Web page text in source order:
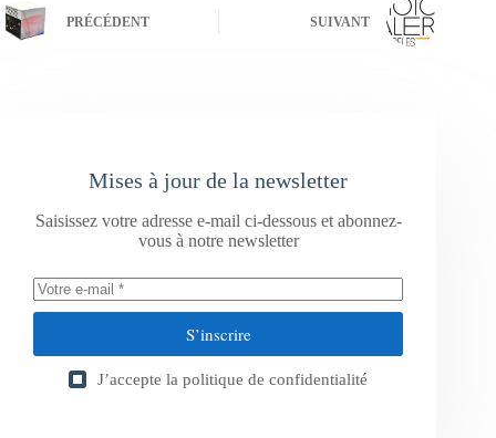
PRÉCÉDENT SUIVANT
Mises à jour de la newsletter
Saisissez votre adresse e-mail ci-dessous et abonnez-
vous à notre newsletter
S’inscrire
J’accepte la politique de confidentialité